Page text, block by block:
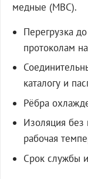
медные (МВС).
Перегрузка
протоколам
каталогу и
Рёбра
Изоляция без
рабочая
Срок службы